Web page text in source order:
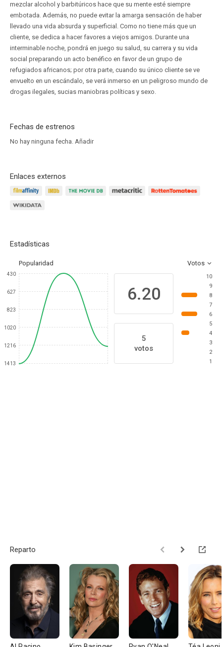
mezclar alcohol y barbitúricos hace que su mente esté siempre
embotada. Además, no puede evitar la amarga sensación de haber
llevado una vida absurda y superficial. Como no tiene más que un
cliente, se dedica a hacer favores a viejos amigos. Durante una
interminable noche, pondrá en juego su salud, su carrera y su vida
social preparando un acto benéfico en favor de un grupo de
refugiados africanos; por otra parte, cuando su único cliente se ve
envuelto en un escándalo, se verá inmerso en un peligroso mundo de
drogas ilegales, sucias maniobras políticas y sexo.
Fechas de estrenos
No hay ninguna fecha. Añadir
Enlaces externos
Estadísticas
Popularidad Votos
430
627
823
1020
1216
1413
6.20
5
votos
10
9
8
7
6
5
4
3
2
1
Reparto